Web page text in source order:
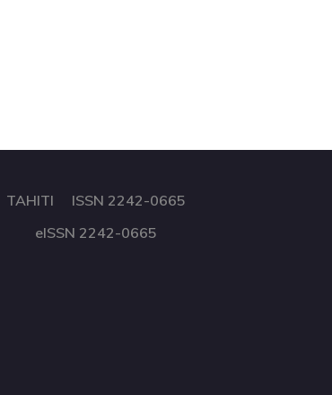
TAHITI ISSN 2242-0665
eISSN 2242-0665